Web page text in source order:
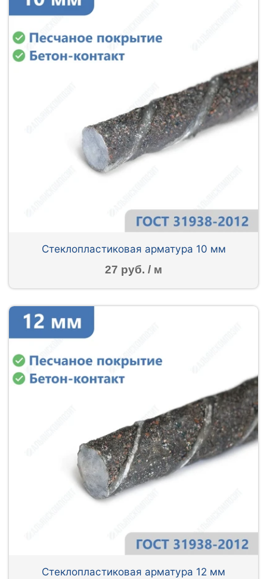
Стеклопластиковая арматура 10 мм
27 руб. / м
Стеклопластиковая арматура 12 мм